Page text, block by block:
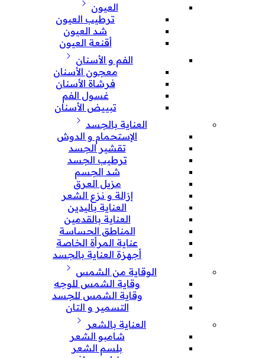
العيون
ترطيب العيون
شد العيون
أقنعة العيون
الفم و الأسنان
معجون الأسنان
فرشاة الأسنان
غسول الفم
تبييض الأسنان
العناية بالجسد
الإستحمام و الدوش
تقشير الجسد
ترطيب الجسد
شد الجسم
مزيل العرق
إزالة و نزع الشعر
العناية باليدين
العناية بالقدمين
المناطق الحساسة
عناية المرأة الخاصة
أجهزة العناية بالجسد
الوقاية من الشمس
وقاية الشمس للوجه
وقاية الشمس للجسد
التسمير و التان
العناية بالشعر
شامبو الشعر
بلسم الشعر